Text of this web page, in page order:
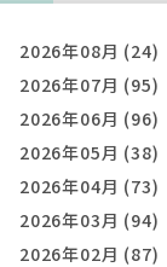
2026年08月 (24)
2026年07月 (95)
2026年06月 (96)
2026年05月 (38)
2026年04月 (73)
2026年03月 (94)
2026年02月 (87)